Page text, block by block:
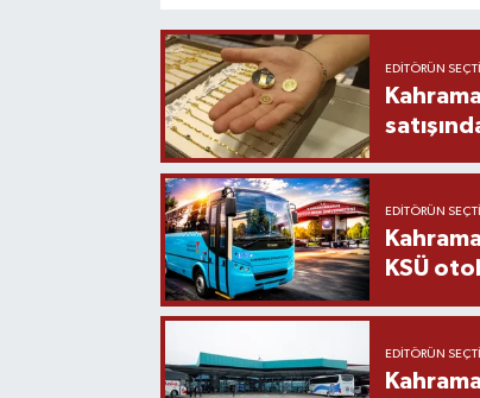
EDITÖRÜN
EDITÖRÜN
KSÜ
EDITÖRÜN